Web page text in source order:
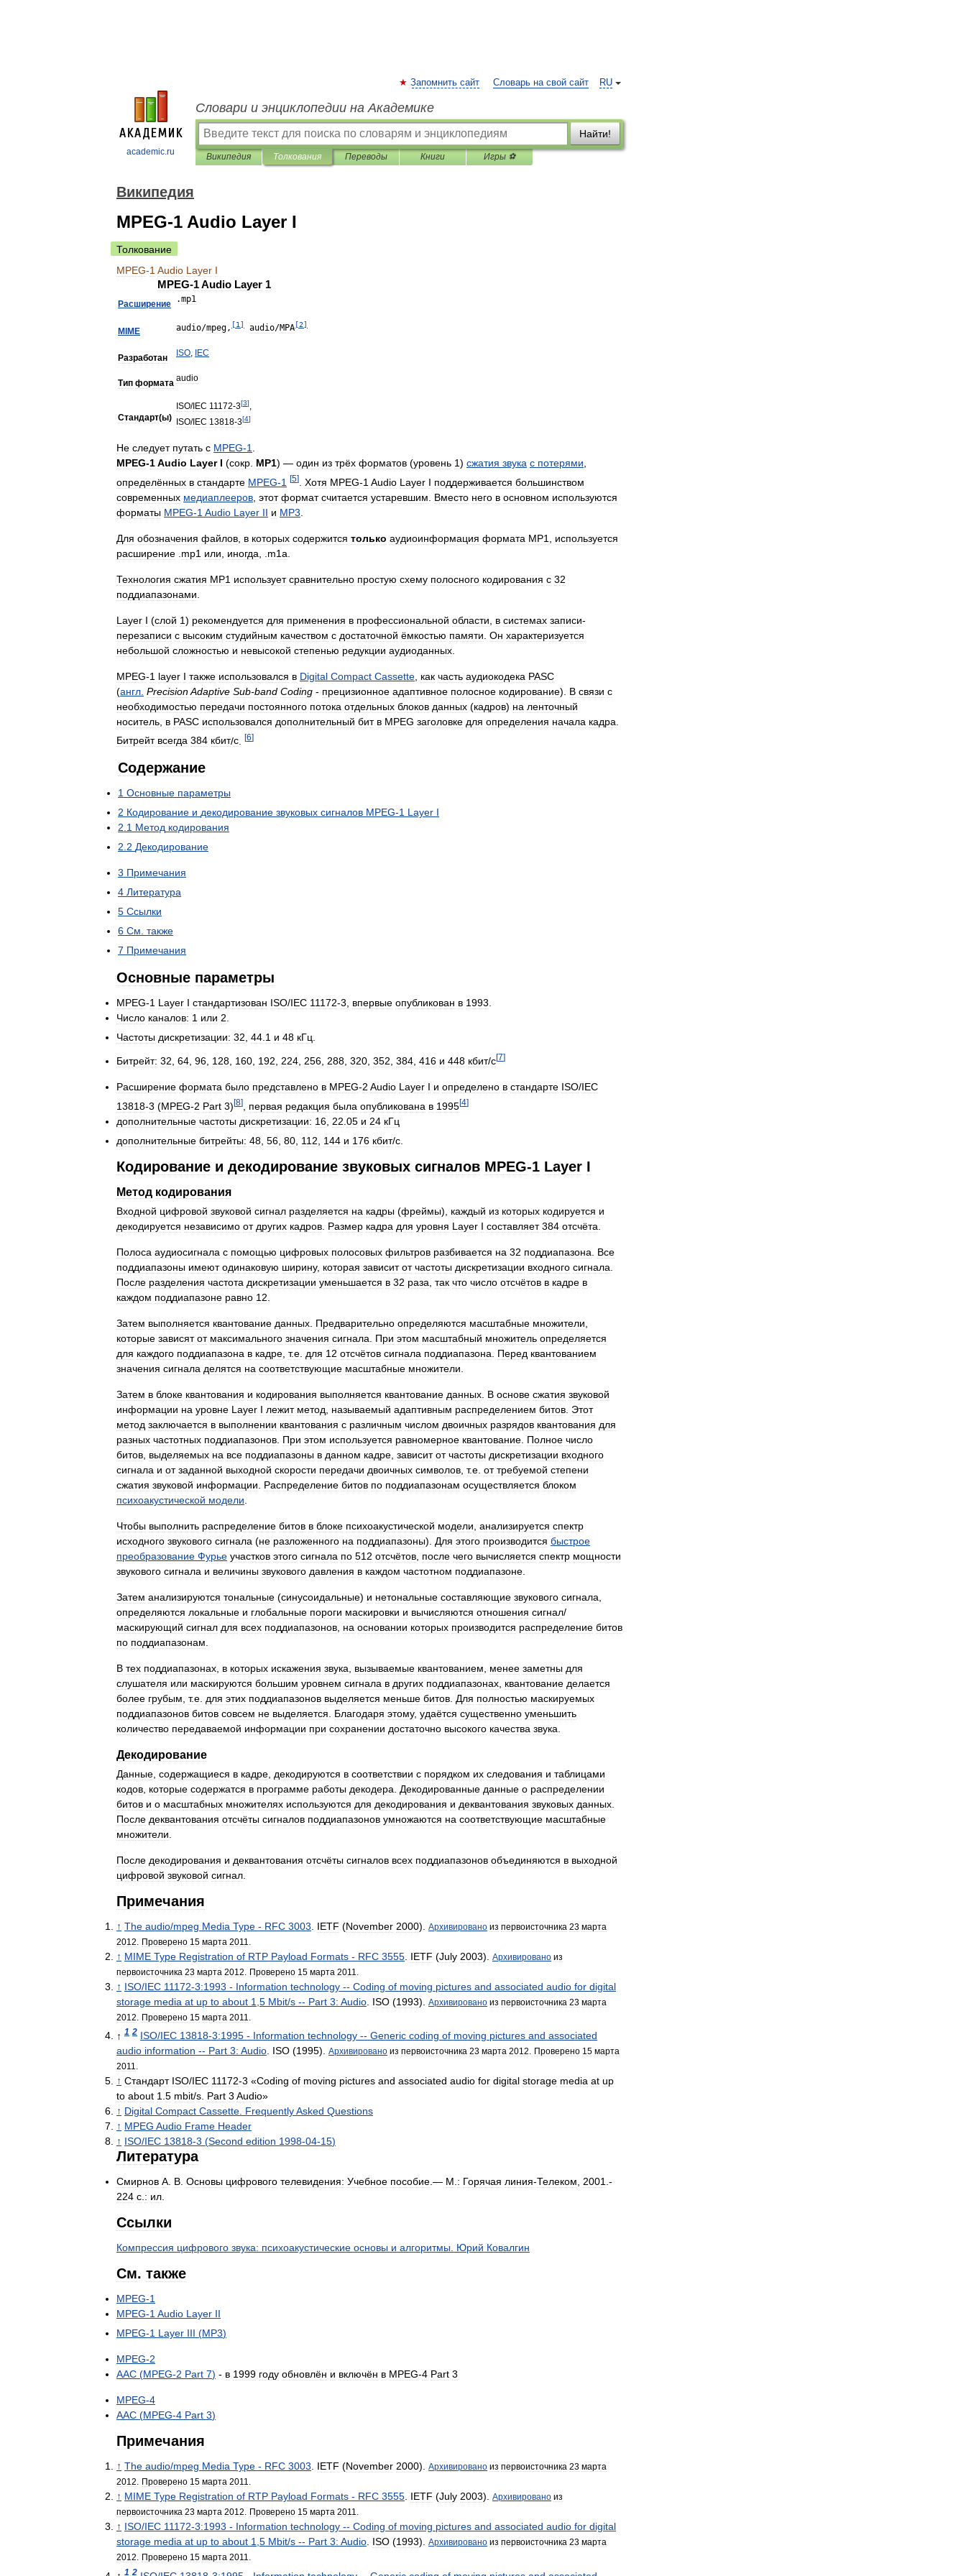
academic.ru
RU
Запомнить сайт Словарь на свой сайт
Словари и энциклопедии на Академике
Найти!
Википедия Толкования Переводы Книги Игры ⚽
Википедия
MPEG-1 Audio Layer I
Толкование
MPEG-1 Audio Layer I
MPEG-1 Audio Layer 1
Расширение .mp1
MIME audio/mpeg, [1 ] audio/MPA[2]
Разработан ISO, IEC
Тип формата audio
Стандарт(ы)
ISO/IEC 11172-3[3],
ISO/IEC 13818-3[4]
Не следует путать с MPEG-1
MPEG-1Audio Layer I (сокр MP1) — один из трёх форматов (уровень 1) сжатия звука с потерями
определённых в стандарте MPEG-1 [5] Хотя MPEG-1 Audio Layer I поддерживается большинством
современных медиаплееров этот формат считается устаревшим Вместо него в основном используются
форматы MPEG-1 Audio Layer II и MP3
Для обозначения файлов в которых содержится только аудиоинформация формата MP1
используется
расширение mp1 или иногда m1a
Технология сжатия MP1 использует сравнительно простую схему полосного кодирования с 32
поддиапазонами
Layer I (слой 1) рекомендуется для применения в профессиональной области в системах записи-
перезаписи с высоким студийным качеством с достаточной ёмкостью памяти Он характеризуется
небольшой сложностью и невысокой степенью редукции аудиоданных
MPEG-1 layer I также использовался в Digital Compact Cassette как часть аудиокодека PASC
(англ PrecisionAdaptive Sub-band Coding - прецизионное адаптивное полосное кодирование). В связи с
необходимостью передачи постоянного потока отдельных блоков данных (кадров) на ленточный
носитель в PASC использовался дополнительный бит в MPEG заголовке для определения начала кадра
Битрейт всегда 384 кбит/с [6]
Содержание
1 Основные параметры
2 Кодирование и декодирование звуковых сигналов MPEG-1 Layer I
2.1 Метод кодирования
2.2 Декодирование
3 Примечания
4 Литература
5 Ссылки
6 См. также
7 Примечания
Основные параметры
MPEG-1 Layer I стандартизован ISO/IEC 11172-3, впервые опубликован в 1993.
Число каналов: 1 или 2.
Частоты дискретизации: 32, 44.1 и 48 кГц.
Битрейт: 32 64 96 128 160 192 224 256 288 320 352 384 416 и 448 кбит/с[7]
Расширение формата было представлено в MPEG-2 Audio Layer I и определено в стандарте ISO/IEC
13818-3 (MPEG-2 Part 3)[8] первая редакция была опубликована в 1995[4]
дополнительные частоты дискретизации: 16 22 05 и 24 кГц
дополнительные битрейты: 48 56 80 112 144 и 176 кбит/с
Кодирование и декодирование звуковых сигналов MPEG-1 Layer I
Метод кодирования
Входной цифровой звуковой сигнал разделяется на кадры (фреймы), каждый из которых кодируется и
декодируется независимо от других кадров Размер кадра для уровня Layer I составляет 384 отсчёта
Полоса аудиосигнала с помощью цифровых полосовых фильтров разбивается на 32 поддиапазона
Все
поддиапазоны имеют одинаковую ширину, которая зависит от частоты дискретизации входного сигнала
После разделения частота дискретизации уменьшается в 32 раза так что число отсчётов в кадре в
каждом поддиапазоне равно 12
Затем выполняется квантование данных Предварительно определяются масштабные множители
которые зависят от максимального значения сигнала При этом масштабный множитель определяется
для каждого поддиапазона в кадре т.е для 12 отсчётов сигнала поддиапазона Перед квантованием
значения сигнала делятся на соответствующие масштабные множители
Затем в блоке квантования и кодирования выполняется квантование данных В основе сжатия звуковой
информации на уровне Layer I лежит метод называемый адаптивным распределением битов Этот
метод заключается в выполнении квантования с различным числом двоичных разрядов квантования для
разных частотных поддиапазонов При этом используется равномерное квантование Полное число
битов выделяемых на все поддиапазоны в данном кадре зависит от частоты дискретизации входного
сигнала и от заданной выходной скорости передачи двоичных символов т.е от требуемой степени
сжатия звуковой информации Распределение битов по поддиапазонам осуществляется блоком
психоакустической модели
Чтобы выполнить распределение битов в блоке психоакустической модели анализируется спектр
исходного звукового сигнала (не разложенного на поддиапазоны). Для этого производится быстрое
преобразование Фурье участков этого сигнала по 512 отсчётов после чего вычисляется спектр мощности
звукового сигнала и величины звукового давления в каждом частотном поддиапазоне
Затем анализируются тональные (синусоидальные) и нетональные составляющие звукового сигнала
определяются локальные и глобальные пороги маскировки и вычисляются отношения сигнал/
маскирующий сигнал для всех поддиапазонов на основании которых производится распределение битов
по поддиапазонам
В тех поддиапазонах в которых искажения звука вызываемые квантованием менее заметны для
слушателя или маскируются большим уровнем сигнала в других поддиапазонах квантование делается
более грубым т.е для этих поддиапазонов выделяется меньше битов Для полностью маскируемых
поддиапазонов битов совсем не выделяется Благодаря этому, удаётся существенно уменьшить
количество передаваемой информации при сохранении достаточно высокого качества звука
Декодирование
Данные содержащиеся в кадре декодируются в соответствии с порядком их следования и таблицами
кодов которые содержатся в программе работы декодера Декодированные данные о распределении
битов и о масштабных множителях используются для декодирования и деквантования звуковых данных
После деквантования отсчёты сигналов поддиапазонов умножаются на соответствующие масштабные
множители
После декодирования и деквантования отсчёты сигналов всех поддиапазонов объединяются в выходной
цифровой звуковой сигнал
Примечания
↑ The audio/mpeg Media Type - RFC 3003 IETF (November 2000). Архивировано из первоисточника 23 марта
2012
Проверено 15 марта 2011
↑ MIME Type Registration of RTP Payload Formats - RFC 3555 IETF (July 2003). Архивировано из
первоисточника 23 марта 2012 Проверено 15 марта 2011
↑ ISO/IEC 11172-3:1993 - Information technology -- Coding of moving pictures and associated audio for digital
storage media at up to about 1 5 Mbit/s -- Part 3: Audio ISO (1993). Архивировано из первоисточника 23 марта
2012
Проверено 15 марта 2011
↑ 1 2 ISO/IEC 13818-3:1995 - Information technology -- Generic coding of moving pictures and associated
audio information -- Part 3: Audio. ISO (1995). Архивировано из первоисточника 23 марта 2012 Проверено 15 марта
2011
↑ Стандарт ISO/IEC 11172-3 «Coding of moving pictures and associated audio for digital storage media at up
to about 1.5 mbit/s. Part 3 Audio»
↑ Digital Compact Cassette. FrequentlyAsked Questions
↑ MPEG Audio Frame Header
↑ ISO/IEC 13818-3 (Second edition 1998-04-15)
Литература
Смирнов А. В. Основы цифрового телевидения: Учебное пособие.— М.: Горячая линия-Телеком, 2001.-
224 с.: ил.
Ссылки
Компрессия цифрового звука: психоакустические основы и алгоритмы. Юрий Ковалгин
См. также
MPEG-1
MPEG-1Audio Layer II
MPEG-1 Layer III (MP3)
MPEG-2
AAC (MPEG-2 Part 7) - в 1999 году обновлён и включён в MPEG-4 Part 3
MPEG-4
AAC (MPEG-4 Part 3)
Примечания
↑ The audio/mpeg Media Type - RFC 3003. IETF (November 2000). Архивировано из первоисточника 23 марта
2012
Проверено 15 марта 2011
↑ MIME Type Registration of RTP Payload Formats - RFC 3555. IETF (July 2003). Архивировано из
первоисточника 23 марта 2012 Проверено 15 марта 2011
↑ ISO/IEC 11172-3:1993 - Information technology -- Coding of moving pictures and associated audio for digital
storage media at up to about 1,5 Mbit/s -- Part 3: Audio. ISO (1993). Архивировано из первоисточника 23 марта
2012
Проверено 15 марта 2011
1 2